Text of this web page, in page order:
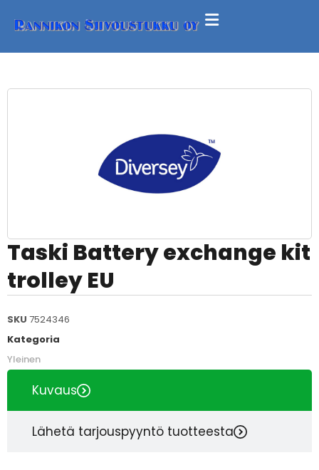
Taski Battery exchange kit
trolley EU
SKU 7524346
Kategoria
Yleinen
Kuvaus
Lähetä tarjouspyyntö tuotteesta